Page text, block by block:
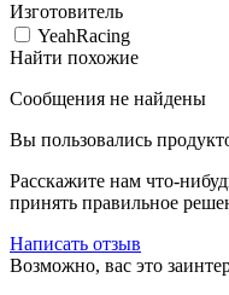
Изготовитель
YeahRacing
Найти похожие
Сообщения не найдены
Вы пользовались
Расскажите нам что-
принять правильное
Написать отзыв
Возможно, вас это